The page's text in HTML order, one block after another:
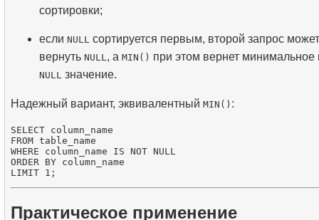
сортировки;
если NULL сортируется первым, второй запрос может
вернуть NULL, а MIN() при этом вернет минимальное
NULL значение.
Надежный вариант, эквивалентный MIN() :
SELECT column_name
FROM table_name
WHERE column_name IS NOT NULL
ORDER BY column_name
Практическое применение